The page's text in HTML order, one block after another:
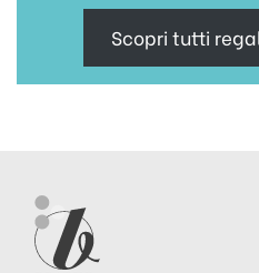
Scopri tutti